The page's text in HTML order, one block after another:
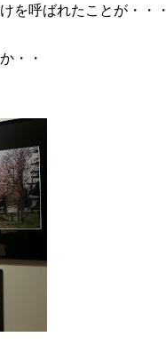
を呼ばれたことが・・・
・・